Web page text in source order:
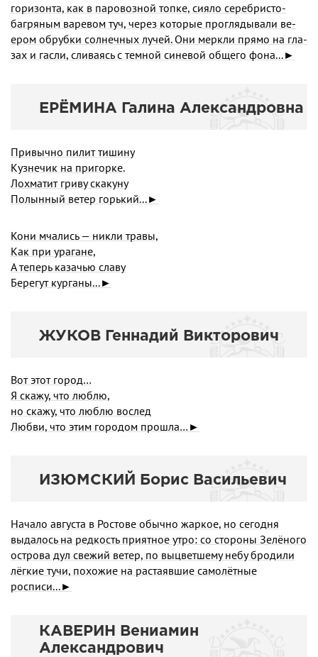
горизонта, как в паровозной топке, сияло серебрис­то-
багряным варевом туч, через которые проглядывали ве­
ером обрубки солнечных лучей. Они меркли прямо на гла­
зах и гасли, сливаясь с темной синевой общего фона...►
ЕРЁМИНА Галина Александровна
Привычно пилит тишину
Кузнечик на пригорке.
Лохматит гриву скакуну
Полынный ветер горький...►
Кони мчались — никли травы,
Как при урагане,
А теперь казачью славу
Берегут курганы...►
ЖУКОВ Геннадий Викторович
Вот этот город…
Я скажу, что люблю,
но скажу, что люблю вослед
Любви, что этим городом прошла…►
ИЗЮМСКИЙ Борис Васильевич
Начало августа в Ростове обычно жаркое, но сегодня
выдалось на редкость приятное утро: со стороны Зелёного
острова дул свежий ветер, по выцветшему небу бродили
лёгкие тучи, похожие на растаявшие самолётные
росписи...►
КАВЕРИН Вениамин
Александрович